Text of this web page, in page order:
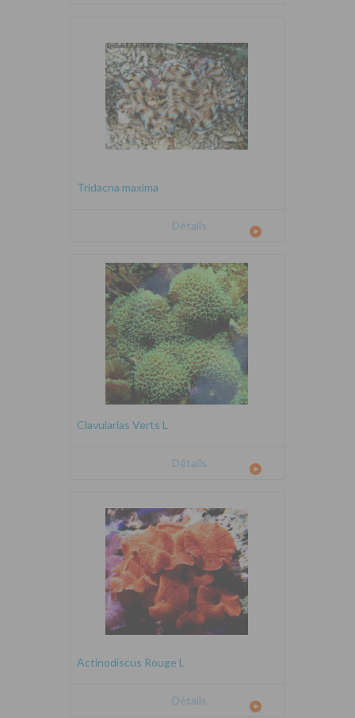
Tridacna maxima
Détails
Clavularias Verts L
Détails
Actinodiscus Rouge L
Détails